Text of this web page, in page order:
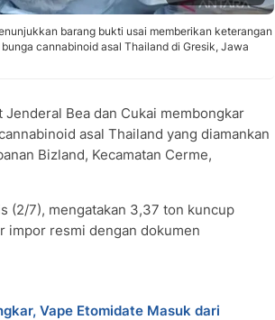
barang bukti usai memberikan keterangan
cannabinoid asal Thailand di Gresik, Jawa
Jenderal Bea dan Cukai membongkar
asal Thailand yang diamankan
Bizland, Kecamatan Cerme,
(2/7), mengatakan 3,37 ton kuncup
impor resmi dengan dokumen
Vape Etomidate Masuk dari